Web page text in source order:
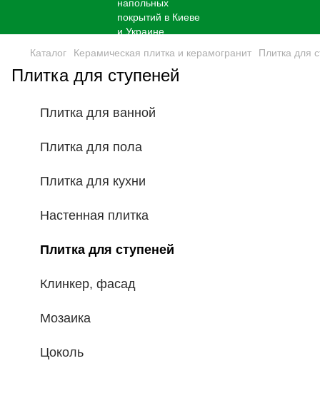
Каталог Керамическая плитка и керамогранит Плитка для
Плитка для ступеней
Плитка для ванной
Плитка для пола
Плитка для кухни
Настенная плитка
Плитка для ступеней
Клинкер, фасад
Мозаика
Цоколь